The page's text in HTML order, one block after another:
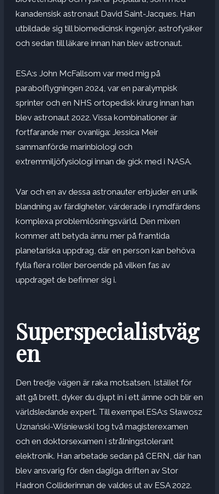
kanadensisk astronaut David Saint-Jacques. Han
utbildade sig till biomedicinsk ingenjör, astrofysiker
och sedan till läkare innan han blev astronaut.
ESA:s John McFallsom var med mig på
parabolflygningen 2024, var en paralympisk
sprinter och en NHS ortopedisk kirurg innan han
blev astronaut 2022. Vissa kombinationer är
fortfarande mer ovanliga: Jessica Meir
sammanförde marinbiologi och
extremmiljöfysiologi innan de gick med i NASA.
Var och en av dessa astronauter erbjuder en unik
blandning av färdigheter, värderade i rymdfärdens
komplexa problemlösningsvärld. Den mixen
kommer att betyda ännu mer på framtida
planetariska uppdrag, där en person kan behöva
fylla flera roller beroende på vilken fas av
uppdraget de befinner sig i.
Superspecialistväg
en
Den tredje vägen är raka motsatsen. Istället för
att gå brett, dyker du djupt in i ett ämne och blir en
världsledande expert. Till exempel ESA:s Sławosz
Uznański-Wiśniewski tog två magisterexamen
och en doktorsexamen i strålningstolerant
elektronik. Han arbetade sedan på CERN, där han
blev ansvarig för den dagliga driften av Stor
Hadron Colliderinnan de valdes ut av ESA 2022.